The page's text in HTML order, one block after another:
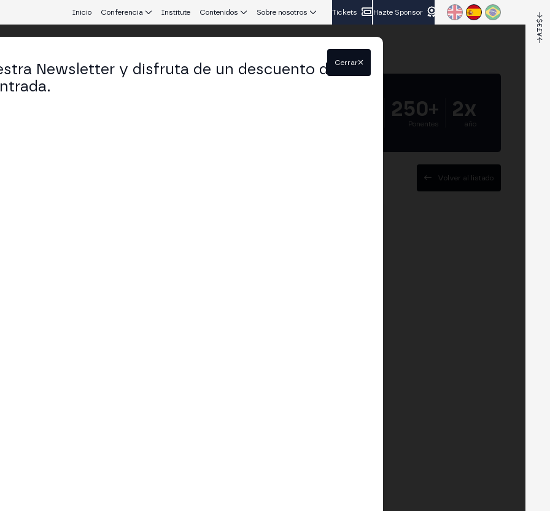
Inicio Conferencia Institute Contenidos Sobre nosotros Tickets Hazte Sponsor
250+
Ponentes
2x
año
Volver al listado
Newsletter y disfruta de un descuento delCerrar